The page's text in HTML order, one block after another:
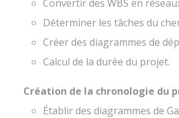
Convertir des WBS en
Déterminer les tâches du
Créer des diagrammes de
Calcul de la durée du projet.
Création de la chronologie du
Établir des diagrammes de